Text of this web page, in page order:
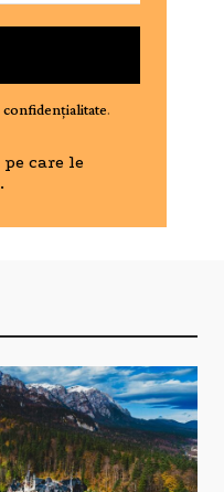
confidențialitate.
care le